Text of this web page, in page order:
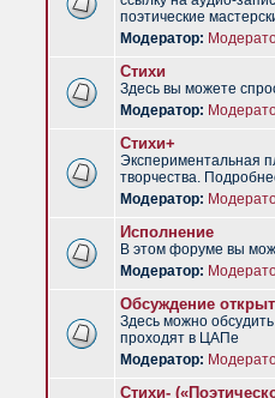
поэтические
Модератор:
Стихи
Здесь вы можете
Модератор:
Стихи+
Экспериментальная
творчества.
Модератор:
Исполнение
В этом форуме вы
Модератор:
Обсуждение
Здесь можно
проходят в ЦАПе
Модератор:
Стихи-